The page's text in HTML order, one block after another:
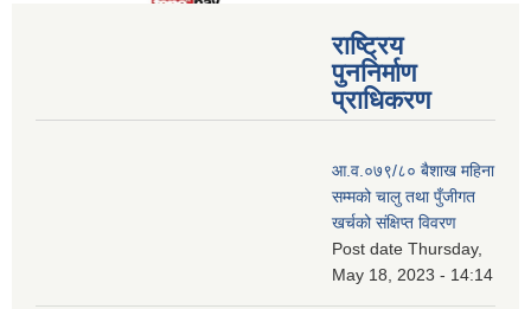
राष्ट्रिय
पुननिर्माण
प्राधिकरण
आ.व.०७९/८० बैशाख महिना
सम्मको चालु तथा पुँजीगत
खर्चको संक्षिप्त विवरण
Post date Thursday,
May 18, 2023 - 14:14